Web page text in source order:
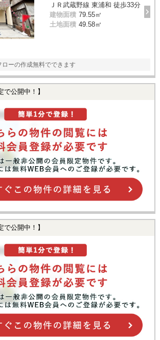
ＪＲ武蔵野線 東浦和 徒歩33分
建物面積 79.55㎡
土地面積 49.58㎡
ローの作成無料でできます
で公開中！】
で公開中！】